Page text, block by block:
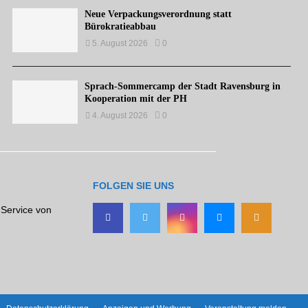
Neue Verpackungsverordnung statt
Bürokratieabbau
5. August 2026 0
Sprach-Sommercamp der Stadt Ravensburg in
Kooperation mit der PH
4. August 2026 0
von
FOLGEN SIE UNS